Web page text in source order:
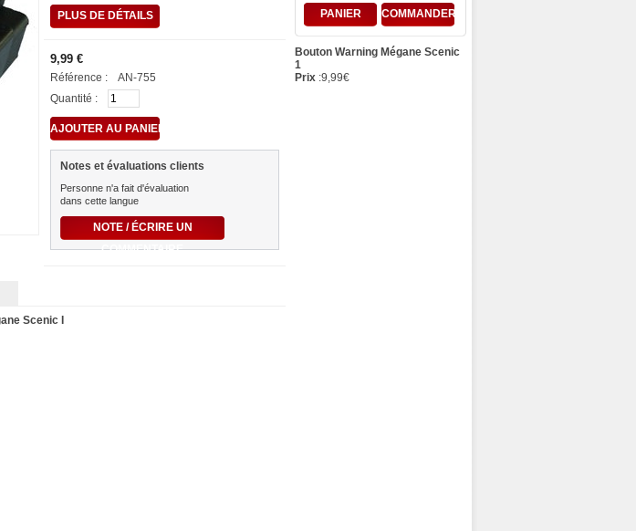
PLUS DE DÉTAILS
9,99 €
Référence :
AN-755
Quantité :
Notes et évaluations clients
Personne n'a fait d'évaluation
dans cette langue
NOTE / ÉCRIRE UN
COMMENTAIRE
Scenic I
PANIER COMMANDER
Bouton Warning Mégane Scenic
1
Prix :9,99€